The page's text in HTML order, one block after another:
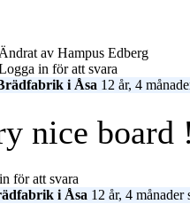
av Hampus Edberg
in för att svara
i Åsa 12 år, 4
nice board
för att svara
i Åsa 12 år, 4 månader